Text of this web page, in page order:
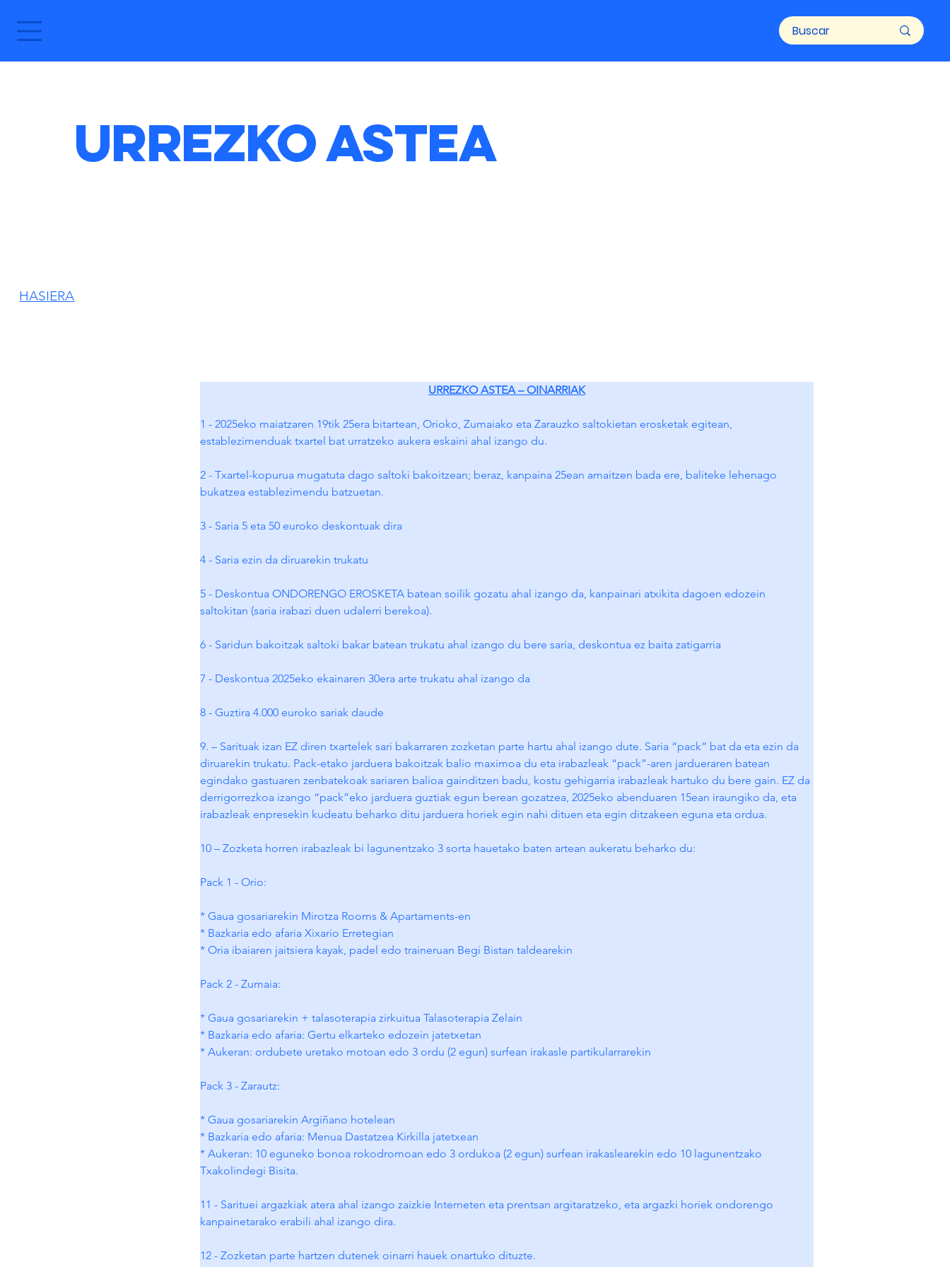
Urrezko Astea
HASIERA
URREZKO ASTEA – OINARRIAK
1 - 2025eko maiatzaren 19tik 25era bitartean, Orioko, Zumaiako eta Zarauzko saltokietan erosketak egitean,
establezimenduak txartel bat urratzeko aukera eskaini ahal izango du.
2 - Txartel-kopurua mugatuta dago saltoki bakoitzean; beraz, kanpaina 25ean amaitzen bada ere, baliteke lehenago
bukatzea establezimendu batzuetan.
3 - Saria 5 eta 50 euroko deskontuak dira
4 - Saria ezin da diruarekin trukatu
5 - Deskontua ONDORENGO EROSKETA batean soilik gozatu ahal izango da, kanpainari atxikita dagoen edozein
saltokitan (saria irabazi duen udalerri berekoa).
6 - Saridun bakoitzak saltoki bakar batean trukatu ahal izango du bere saria, deskontua ez baita zatigarria
7 - Deskontua 2025eko ekainaren 30era arte trukatu ahal izango da
8 - Guztira 4.000 euroko sariak daude
9. – Sarituak izan EZ diren txartelek sari bakarraren zozketan parte hartu ahal izango dute. Saria “pack” bat da eta ezin da
diruarekin trukatu. Pack-etako jarduera bakoitzak balio maximoa du eta irabazleak “pack”-aren jardueraren batean
egindako gastuaren zenbatekoak sariaren balioa gainditzen badu, kostu gehigarria irabazleak hartuko du bere gain. EZ da
derrigorrezkoa izango “pack”eko jarduera guztiak egun berean gozatzea, 2025eko abenduaren 15ean iraungiko da, eta
irabazleak enpresekin kudeatu beharko ditu jarduera horiek egin nahi dituen eta egin ditzakeen eguna eta ordua.
10 – Zozketa horren irabazleak bi lagunentzako 3 sorta hauetako baten artean aukeratu beharko du:
Pack 1 - Orio:
* Gaua gosariarekin Mirotza Rooms & Apartaments-en
* Bazkaria edo afaria Xixario Erretegian
* Oria ibaiaren jaitsiera kayak, padel edo traineruan Begi Bistan taldearekin
Pack 2 - Zumaia:
* Gaua gosariarekin + talasoterapia zirkuitua Talasoterapia Zelain
* Bazkaria edo afaria: Gertu elkarteko edozein jatetxetan
* Aukeran: ordubete uretako motoan edo 3 ordu (2 egun) surfean irakasle partikularrarekin
Pack 3 - Zarautz:
* Gaua gosariarekin Argiñano hotelean
* Bazkaria edo afaria: Menua Dastatzea Kirkilla jatetxean
* Aukeran: 10 eguneko bonoa rokodromoan edo 3 ordukoa (2 egun) surfean irakaslearekin edo 10 lagunentzako
Txakolindegi Bisita.
11 - Sarituei argazkiak atera ahal izango zaizkie Interneten eta prentsan argitaratzeko, eta argazki horiek ondorengo
kanpainetarako erabili ahal izango dira.
12 - Zozketan parte hartzen dutenek oinarri hauek onartuko dituzte.